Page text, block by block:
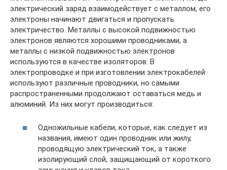
электрический заряд взаимодействует с металлом, его
электроны начинают двигаться и пропускать
электричество. Металлы с высокой подвижностью
электронов являются хорошими проводниками, а
металлы с низкой подвижностью электронов
используются в качестве изоляторов. В
электропроводке и при изготовлении электрокабелей
используют различные проводники, но самыми
распространенными продолжают оставаться медь и
алюминий. Из них могут производиться:
Одножильные кабели, которые, как следует из
названия, имеют один проводник или жилу,
проводящую электрический ток, а также
изолирующий слой, защищающий от короткого